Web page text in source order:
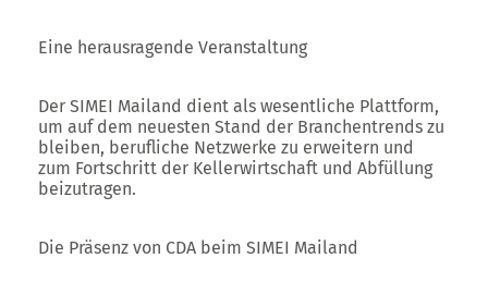
Eine herausragende Veranstaltung
Der SIMEI Mailand dient als wesentliche Plattform,
um auf dem neuesten Stand der Branchentrends zu
bleiben, berufliche Netzwerke zu erweitern und
zum Fortschritt der Kellerwirtschaft und Abfüllung
beizutragen.
Die Präsenz von CDA beim SIMEI Mailand